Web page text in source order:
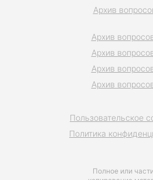
Полное или
Пользовательское
Политика
Архив
Архив
Архив
Архив
Архив